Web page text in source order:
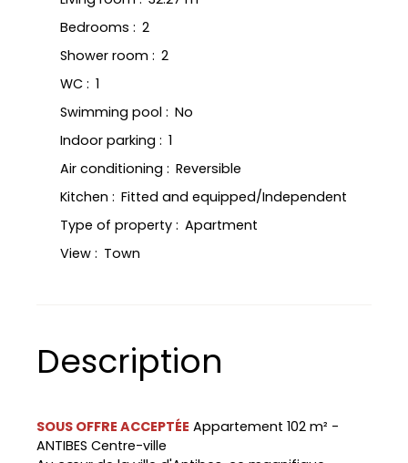
Bedrooms : 2
Shower room : 2
WC : 1
Swimming pool : No
Indoor parking : 1
Air conditioning : Reversible
Kitchen : Fitted and equipped/Independent
Type of property : Apartment
View : Town
Description
SOUS OFFRE ACCEPTÉE Appartement 102 m² -
ANTIBES Centre-ville